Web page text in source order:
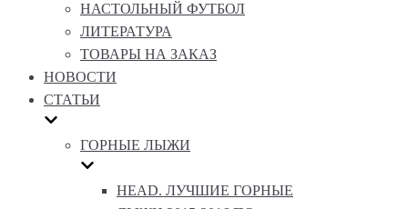
НАСТОЛЬНЫЙ ФУТБОЛ
ЛИТЕРАТУРА
ТОВАРЫ НА ЗАКАЗ
НОВОСТИ
СТАТЬИ
ГОРНЫЕ ЛЫЖИ
HEAD. ЛУЧШИЕ ГОРНЫЕ